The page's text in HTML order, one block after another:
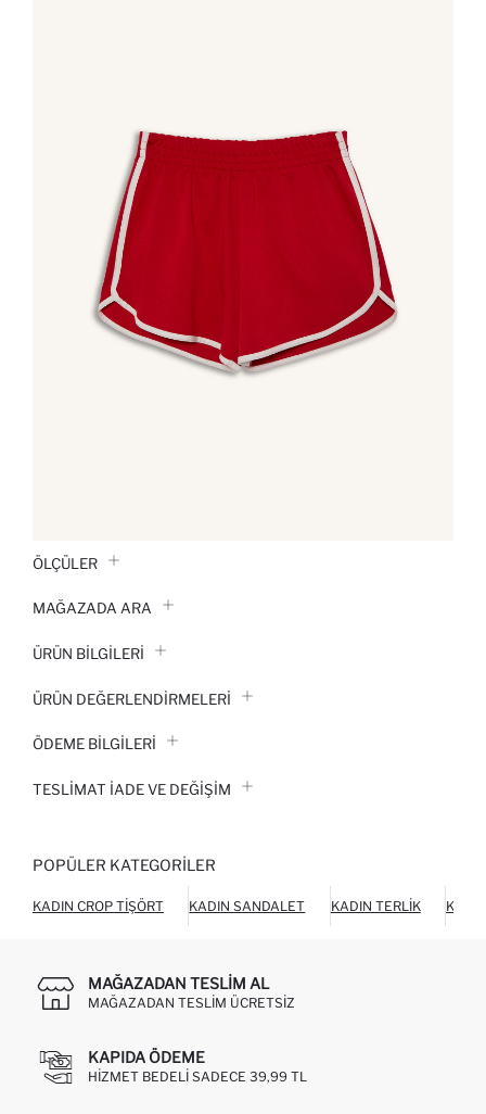
ÖLÇÜLER
MAĞAZADA ARA
ÜRÜN BILGILERI
ÜRÜN DEĞERLENDİRMELERİ
ÖDEME BİLGİLERİ
TESLIMAT İADE VE DEĞIŞIM
POPÜLER KATEGORILER
KADIN CROP TIŞÖRT KADIN SANDALET KADIN TERLIK
MAĞAZADAN TESLIM AL
MAĞAZADAN TESLIM ÜCRETSIZ
KAPIDA ÖDEME
HIZMET BEDELI SADECE 39,99 TL